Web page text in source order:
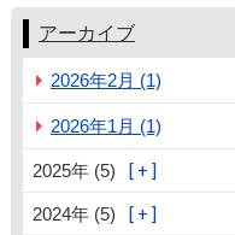
アーカイブ
2026年2月 (1)
2026年1月 (1)
2025年 (5)
2024年 (5)